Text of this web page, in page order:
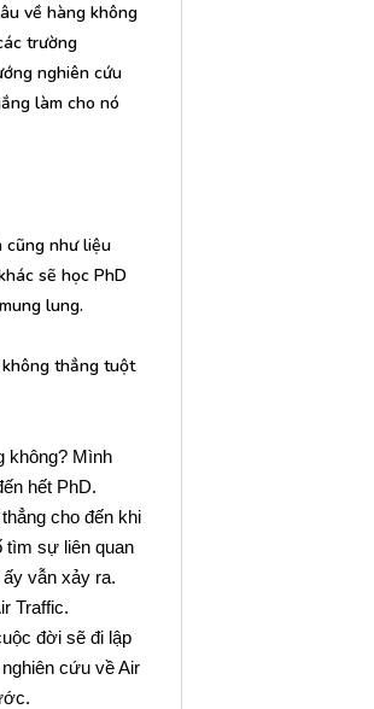
về hàng không
trường
nghiên cứu
làm cho nó
cũng như liệu
sẽ học PhD
lung.
thẳng tuột
không? Mình
hết PhD.
cho đến khi
tìm sự liên quan
vẫn xảy ra.
Traffic.
đời sẽ đi lập
cứu về Air